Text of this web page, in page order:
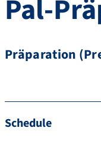
Pal-
Präparation
Schedule